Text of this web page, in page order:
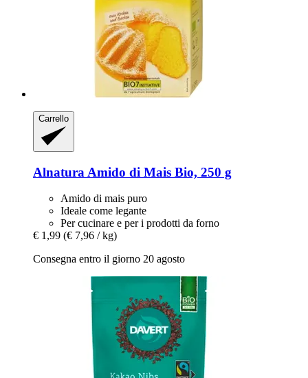
Carrello
Alnatura Amido di Mais Bio, 250 g
Amido di mais puro
Ideale come legante
Per cucinare e per i prodotti da forno
€ 1,99 (€ 7,96 / kg)
Consegna entro il giorno 20 agosto